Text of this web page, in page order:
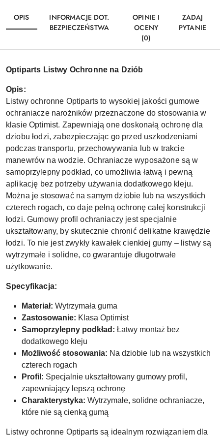
OPIS
INFORMACJE DOT.
BEZPIECZEŃSTWA
OPINIE I
OCENY
(0)
ZADAJ
PYTANIE
Optiparts Listwy Ochronne na Dziób
Opis:
Listwy ochronne Optiparts to wysokiej jakości gumowe
ochraniacze narożników przeznaczone do stosowania w
klasie Optimist. Zapewniają one doskonałą ochronę dla
dziobu łodzi, zabezpieczając go przed uszkodzeniami
podczas transportu, przechowywania lub w trakcie
manewrów na wodzie. Ochraniacze wyposażone są w
samoprzylepny podkład, co umożliwia łatwą i pewną
aplikację bez potrzeby używania dodatkowego kleju.
Można je stosować na samym dziobie lub na wszystkich
czterech rogach, co daje pełną ochronę całej konstrukcji
łodzi. Gumowy profil ochraniaczy jest specjalnie
ukształtowany, by skutecznie chronić delikatne krawędzie
łodzi. To nie jest zwykły kawałek cienkiej gumy – listwy są
wytrzymałe i solidne, co gwarantuje długotrwałe
użytkowanie.
Specyfikacja:
Materiał: Wytrzymała guma
Zastosowanie: Klasa Optimist
Samoprzylepny podkład: Łatwy montaż bez
dodatkowego kleju
Możliwość stosowania: Na dziobie lub na wszystkich
czterech rogach
Profil: Specjalnie ukształtowany gumowy profil,
zapewniający lepszą ochronę
Charakterystyka: Wytrzymałe, solidne ochraniacze,
które nie są cienką gumą
Listwy ochronne Optiparts są idealnym rozwiązaniem dla